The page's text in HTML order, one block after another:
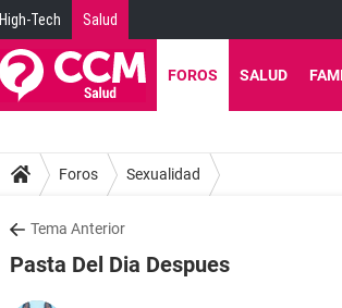
High-Tech Salud
FOROS SALUD
Foros Sexualidad
Tema Anterior
Pasta Del Dia Despues